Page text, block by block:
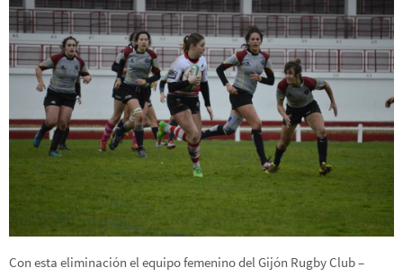
Con esta eliminación el equipo femenino del Gijón Rugby Club –